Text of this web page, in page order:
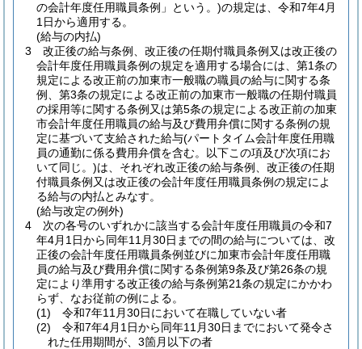
の会計年度任用職員条例」という。)の規定は、令和7年4月
1日から適用する。
(給与の内払)
3
改正後の給与条例、改正後の任期付職員条例又は改正後の
会計年度任用職員条例の規定を適用する場合には、第1条の
規定による改正前の加東市一般職の職員の給与に関する条
例、第3条の規定による改正前の加東市一般職の任期付職員
の採用等に関する条例又は第5条の規定による改正前の加東
市会計年度任用職員の給与及び費用弁償に関する条例の規
定に基づいて支給された給与(パートタイム会計年度任用職
員の通勤に係る費用弁償を含む。以下この項及び次項にお
いて同じ。)は、それぞれ改正後の給与条例、改正後の任期
付職員条例又は改正後の会計年度任用職員条例の規定によ
る給与の内払とみなす。
(給与改定の例外)
4
次の各号のいずれかに該当する会計年度任用職員の令和7
年4月1日から同年11月30日までの間の給与については、改
正後の会計年度任用職員条例並びに加東市会計年度任用職
員の給与及び費用弁償に関する条例第9条及び第26条の規
定により準用する改正後の給与条例第21条の規定にかかわ
らず、なお従前の例による。
(1)
令和7年11月30日において在職していない者
(2)
令和7年4月1日から同年11月30日までにおいて発令さ
れた任用期間が、3箇月以下の者